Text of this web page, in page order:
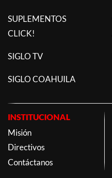
SUPLEMENTOS
CLICK!
SIGLO TV
SIGLO COAHUILA
INSTITUCIONAL
Misión
Directivos
Contáctanos